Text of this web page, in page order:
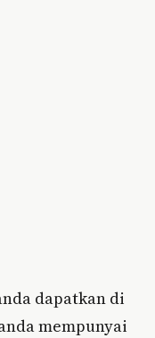
dapatkan di
mempunyai